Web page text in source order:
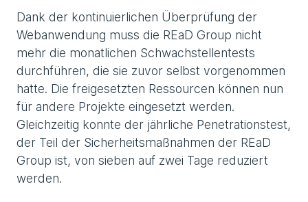
Dank der kontinuierlichen Überprüfung der
Webanwendung muss die REaD Group nicht
mehr die monatlichen Schwachstellentests
durchführen, die sie zuvor selbst vorgenommen
hatte. Die freigesetzten Ressourcen können nun
für andere Projekte eingesetzt werden.
Gleichzeitig konnte der jährliche Penetrationstest,
der Teil der Sicherheitsmaßnahmen der REaD
Group ist, von sieben auf zwei Tage reduziert
werden.